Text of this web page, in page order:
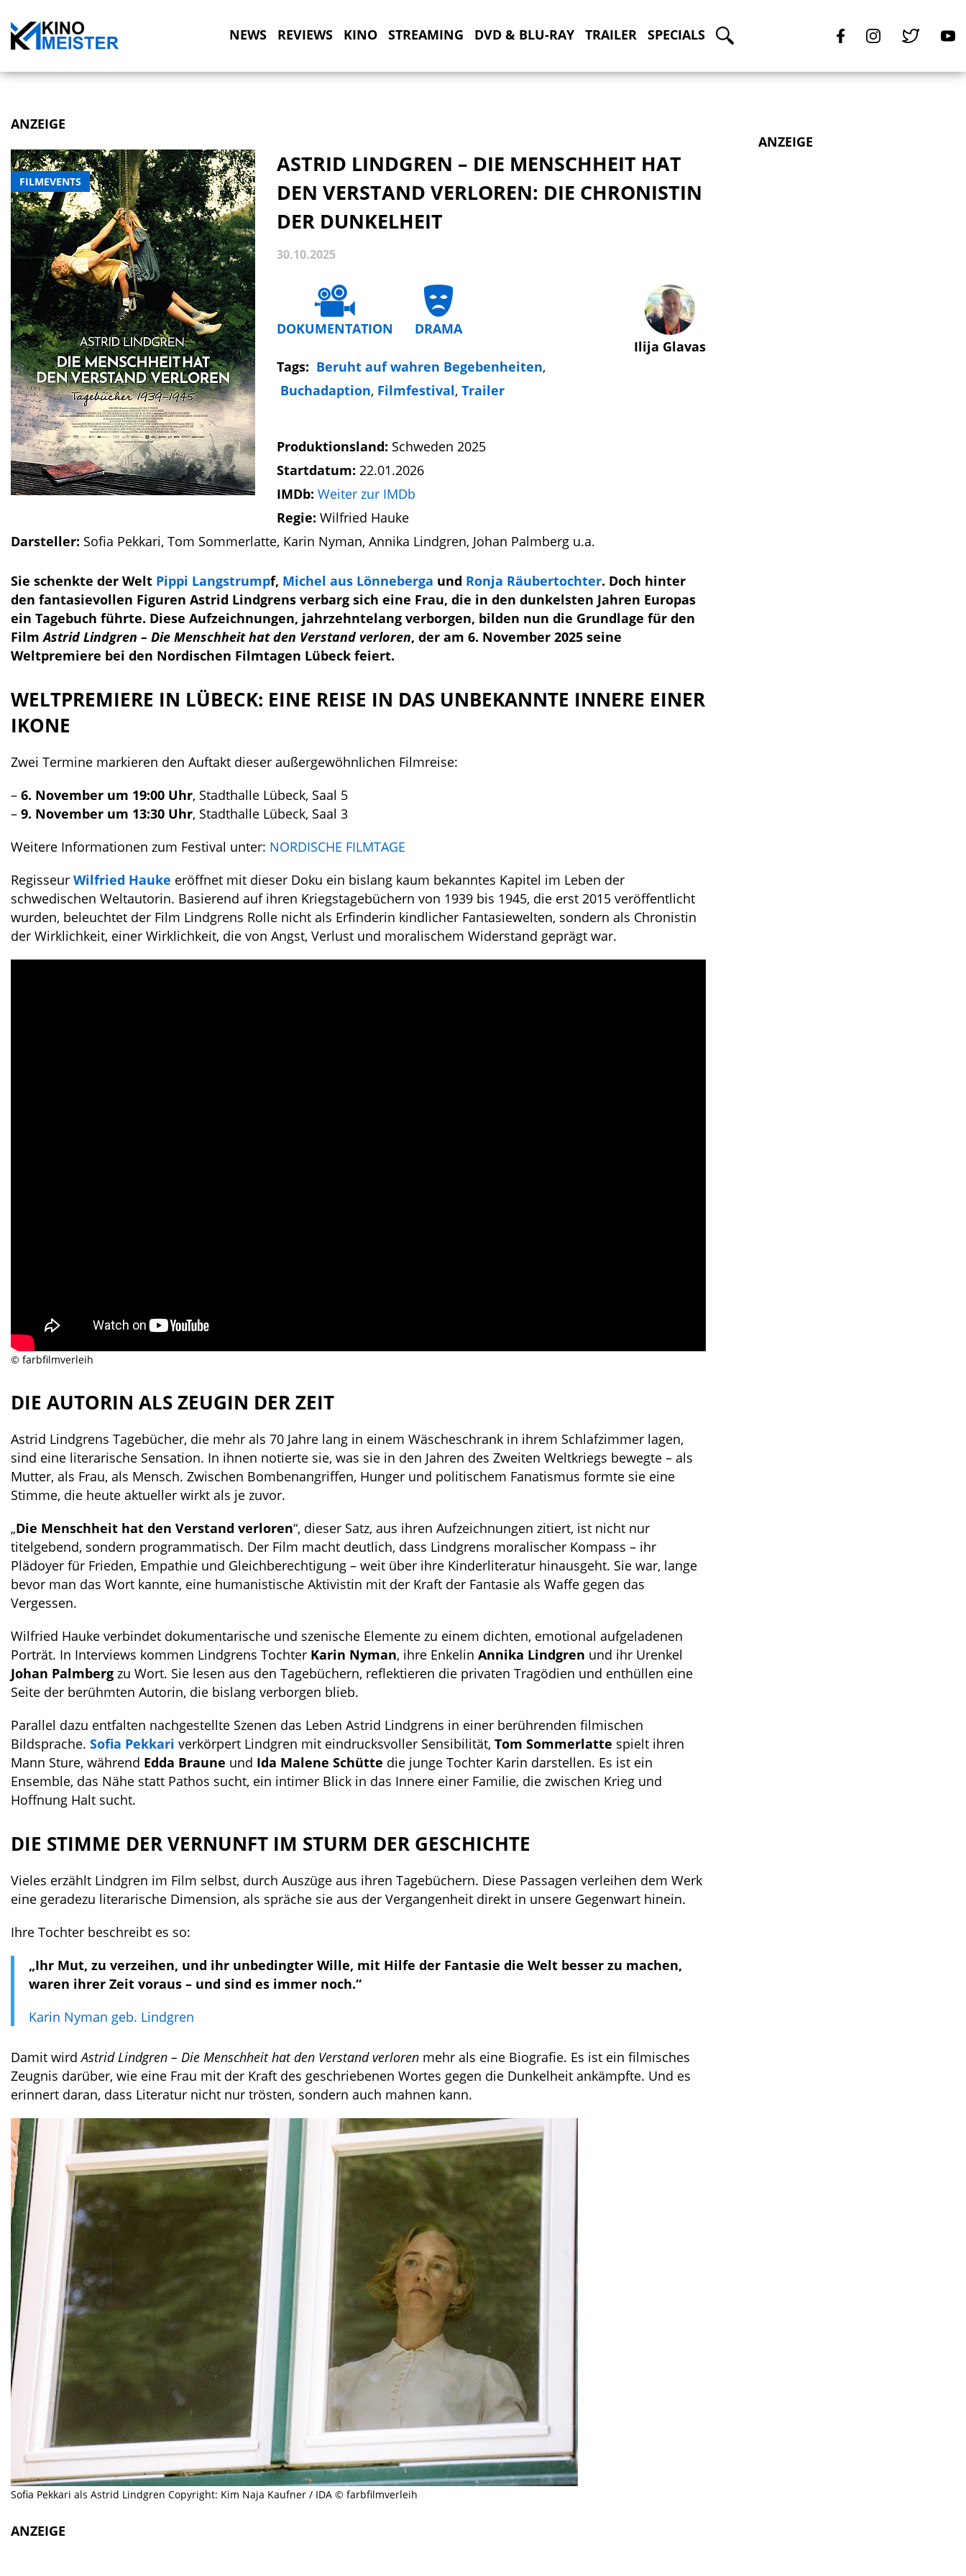
NEWS REVIEWS KINO STREAMING DVD & BLU-RAY TRAILER SPECIALS
ANZEIGE
FILMEVENTS
ASTRID LINDGREN – DIE MENSCHHEIT HAT
DEN VERSTAND VERLOREN: DIE CHRONISTIN
DER DUNKELHEIT
30.10.2025
DOKUMENTATION DRAMA
Tags: Beruht auf wahren Begebenheiten,
Buchadaption, Filmfestival, Trailer
Ilija Glavas
Produktionsland: Schweden 2025
Startdatum: 22.01.2026
IMDb: Weiter zur IMDb
Regie: Wilfried Hauke
Darsteller: Sofia Pekkari, Tom Sommerlatte, Karin Nyman, Annika Lindgren, Johan Palmberg u.a.
Sie schenkte der Welt Pippi Langstrumpf, Michel aus Lönneberga und Ronja Räubertochter. Doch hinter
den fantasievollen Figuren Astrid Lindgrens verbarg sich eine Frau, die in den dunkelsten Jahren Europas
ein Tagebuch führte. Diese Aufzeichnungen, jahrzehntelang verborgen, bilden nun die Grundlage für den
FilmAstrid Lindgren – Die Menschheit hat den Verstand verloren, der am 6. November 2025 seine
Weltpremiere bei den Nordischen Filmtagen Lübeck feiert.
WELTPREMIERE IN LÜBECK: EINE REISE IN DAS UNBEKANNTE INNERE EINER
IKONE
Zwei Termine markieren den Auftakt dieser außergewöhnlichen Filmreise:
– 6. November um 19:00 Uhr, Stadthalle Lübeck, Saal 5
– 9. November um 13:30 Uhr, Stadthalle Lübeck, Saal 3
Weitere Informationen zum Festival unter: NORDISCHE FILMTAGE
Regisseur Wilfried Hauke eröffnet mit dieser Doku ein bislang kaum bekanntes Kapitel im Leben der
schwedischen Weltautorin. Basierend auf ihren Kriegstagebüchern von 1939 bis 1945, die erst 2015 veröffentlicht
wurden, beleuchtet der Film Lindgrens Rolle nicht als Erfinderin kindlicher Fantasiewelten, sondern als Chronistin
der Wirklichkeit, einer Wirklichkeit, die von Angst, Verlust und moralischem Widerstand geprägt war.
© farbfilmverleih
DIE AUTORIN ALS ZEUGIN DER ZEIT
Astrid Lindgrens Tagebücher, die mehr als 70 Jahre lang in einem Wäscheschrank in ihrem Schlafzimmer lagen,
sind eine literarische Sensation. In ihnen notierte sie, was sie in den Jahren des Zweiten Weltkriegs bewegte – als
Mutter, als Frau, als Mensch. Zwischen Bombenangriffen, Hunger und politischem Fanatismus formte sie eine
Stimme, die heute aktueller wirkt als je zuvor.
„Die Menschheit hat den Verstand verloren“, dieser Satz, aus ihren Aufzeichnungen zitiert, ist nicht nur
titelgebend, sondern programmatisch. Der Film macht deutlich, dass Lindgrens moralischer Kompass – ihr
Plädoyer für Frieden, Empathie und Gleichberechtigung – weit über ihre Kinderliteratur hinausgeht. Sie war, lange
bevor man das Wort kannte, eine humanistische Aktivistin mit der Kraft der Fantasie als Waffe gegen das
Vergessen.
Wilfried Hauke verbindet dokumentarische und szenische Elemente zu einem dichten, emotional aufgeladenen
Porträt. In Interviews kommen Lindgrens Tochter Karin Nyman, ihre Enkelin Annika Lindgren und ihr Urenkel
Johan Palmberg zu Wort. Sie lesen aus den Tagebüchern, reflektieren die privaten Tragödien und enthüllen eine
Seite der berühmten Autorin, die bislang verborgen blieb.
Parallel dazu entfalten nachgestellte Szenen das Leben Astrid Lindgrens in einer berührenden filmischen
Bildsprache. Sofia Pekkari verkörpert Lindgren mit eindrucksvoller Sensibilität, Tom Sommerlatte spielt ihren
Mann Sture, während Edda Braune und Ida Malene Schütte die junge Tochter Karin darstellen. Es ist ein
Ensemble, das Nähe statt Pathos sucht, ein intimer Blick in das Innere einer Familie, die zwischen Krieg und
Hoffnung Halt sucht.
DIE STIMME DER VERNUNFT IM STURM DER GESCHICHTE
Vieles erzählt Lindgren im Film selbst, durch Auszüge aus ihren Tagebüchern. Diese Passagen verleihen dem Werk
eine geradezu literarische Dimension, als spräche sie aus der Vergangenheit direkt in unsere Gegenwart hinein.
Ihre Tochter beschreibt es so:
„Ihr Mut, zu verzeihen, und ihr unbedingter Wille, mit Hilfe der Fantasie die Welt besser zu machen,
waren ihrer Zeit voraus – und sind es immer noch.“
Karin Nyman geb. Lindgren
Damit wirdAstrid Lindgren – Die Menschheit hat den Verstand verloren mehr als eine Biografie. Es ist ein filmisches
Zeugnis darüber, wie eine Frau mit der Kraft des geschriebenen Wortes gegen die Dunkelheit ankämpfte. Und es
erinnert daran, dass Literatur nicht nur trösten, sondern auch mahnen kann.
Sofia Pekkari als Astrid Lindgren Copyright: Kim Naja Kaufner / IDA © farbfilmverleih
ANZEIGE
ANZEIGE